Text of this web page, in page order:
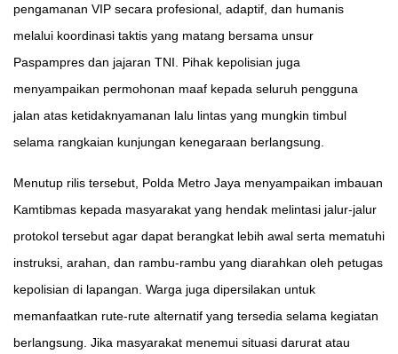
pengamanan VIP secara profesional, adaptif, dan humanis
melalui koordinasi taktis yang matang bersama unsur
Paspampres dan jajaran TNI. Pihak kepolisian juga
menyampaikan permohonan maaf kepada seluruh pengguna
jalan atas ketidaknyamanan lalu lintas yang mungkin timbul
selama rangkaian kunjungan kenegaraan berlangsung.
Menutup rilis tersebut, Polda Metro Jaya menyampaikan imbauan
Kamtibmas kepada masyarakat yang hendak melintasi jalur-jalur
protokol tersebut agar dapat berangkat lebih awal serta mematuhi
instruksi, arahan, dan rambu-rambu yang diarahkan oleh petugas
kepolisian di lapangan. Warga juga dipersilakan untuk
memanfaatkan rute-rute alternatif yang tersedia selama kegiatan
berlangsung. Jika masyarakat menemui situasi darurat atau